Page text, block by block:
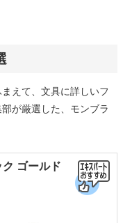
えて、文具に詳しいフ
が厳選した、モンブラ
ゴールド